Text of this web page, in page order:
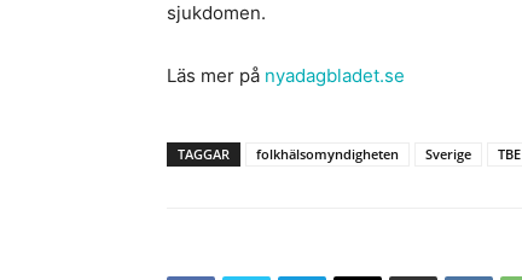
sjukdomen.
Läs mer på nyadagbladet.se
TAGGAR folkhälsomyndigheten Sverige TBE